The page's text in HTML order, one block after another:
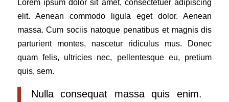
Lorem ipsum dolor sit amet, consectetuer adipiscing
elit. Aenean commodo ligula eget dolor. Aenean
massa. Cum sociis natoque penatibus et magnis dis
parturient montes, nascetur ridiculus mus. Donec
quam felis, ultricies nec, pellentesque eu, pretium
quis, sem.
Nulla consequat massa quis enim.